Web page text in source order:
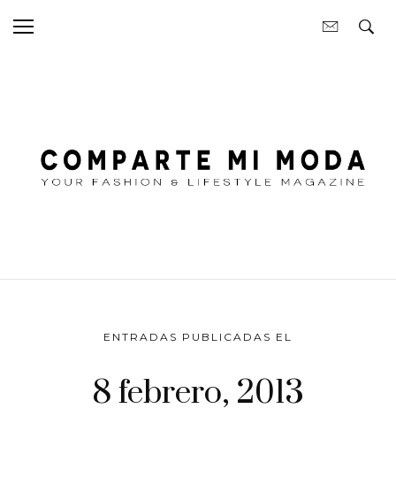
ENTRADAS PUBLICADAS EL
8 febrero, 2013